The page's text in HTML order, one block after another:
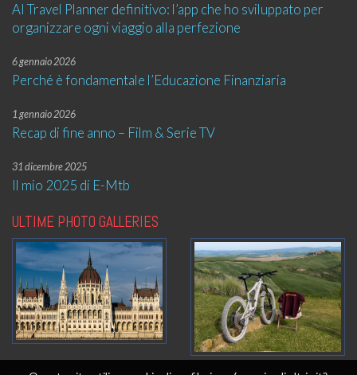
AI Travel Planner definitivo: l’app che ho sviluppato per
organizzare ogni viaggio alla perfezione
6 gennaio 2026
Perché è fondamentale l’Educazione Finanziaria
1 gennaio 2026
Recap di fine anno – Film & Serie TV
31 dicembre 2025
Il mio 2025 di E-Mtb
ULTIME PHOTO GALLERIES